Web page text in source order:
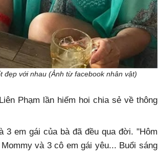
với nhau (Ảnh từ facebook nhân vật)
Phạm lần hiếm hoi chia sẻ về thông
em gái của bà đã đều qua đời. "Hôm
và 3 cô em gái yêu... Buổi sáng